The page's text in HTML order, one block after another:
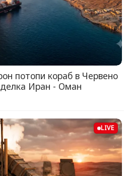
потопи кораб в Червено
Иран - Оман
LIVE